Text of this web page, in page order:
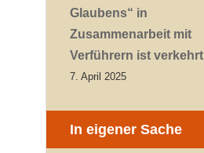
Glaubens“ in
Zusammenarbeit mit
Verführern ist verkehrt
7. April 2025
In eigener Sache